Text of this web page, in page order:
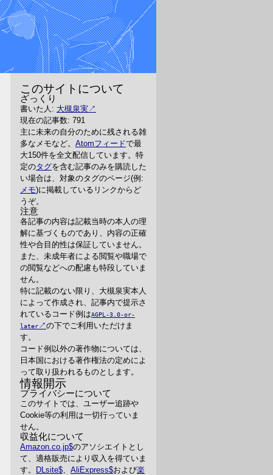
このサイトについて
ざっくり
書いた人: 大槻泉実
現在の記事数: 791
主に未来の自分のために残される雑
多なメモなど。 Atomフィードで最
大150件を全文配信しています。特
定のタグを含む記事のみを購読した
い場合は、対象のタグのページ(例:
メモ)に掲載しているリンクからど
うぞ。
注意
各記事の内容は記載当時の本人の理
解に基づくものであり、内容の正確
性や合目的性は保証していません。
また、未成年者による閲覧や職場で
の閲覧などへの配慮も特段していま
せん。
特に記載のない限り、大槻泉実本人
によって作成され、記事内で提示さ
れているコード例はAGPL-3.0-or-
later
の下でご利用いただけま
す。
コード例以外の著作物については、
日本国における著作権法の定めによ
って取り扱われるものとします。
情報開示
プライバシーについて
このサイトでは、ユーザー追跡や
Cookie等の利用は一切行っていま
せん。
収益化について
Amazon.co.jp のアソシエイトとし
て、適格販売により収入を得ていま
す。
DLsite 、 AliExpress および楽